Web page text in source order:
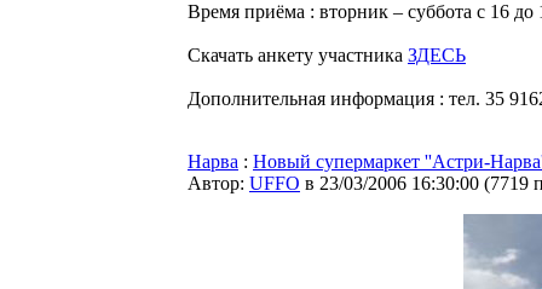
Время приёма : вторник – суббота с 16
Скачать анкету участника ЗДЕСЬ
Дополнительная информация : тел. 35
Нарва : Новый супермаркет ''Астри-
Автор: UFFO в 23/03/2006 16:30:00 (7719